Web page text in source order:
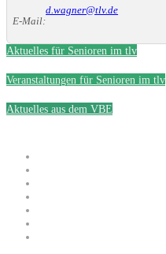
E-Mail:
d.wagner@tlv.de
Aktuelles für Senioren im tlv
Veranstaltungen für Senioren im tlv
Aktuelles aus dem VBE